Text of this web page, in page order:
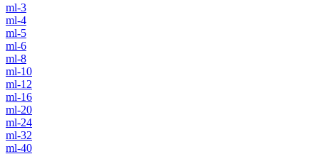
ml-3
ml-4
ml-5
ml-6
ml-8
ml-10
ml-12
ml-16
ml-20
ml-24
ml-32
ml-40